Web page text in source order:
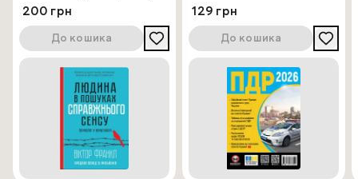
200 грн
До кошика
129 грн
До кошика